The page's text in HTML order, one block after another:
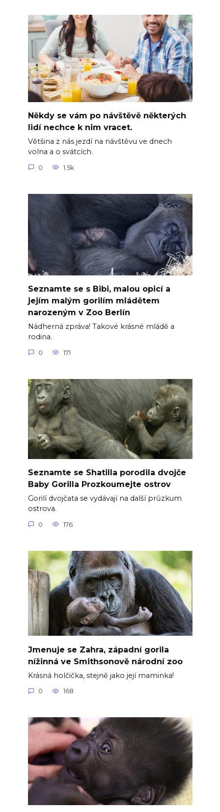
Někdy se vám po návštěvě některých
lidí nechce k nim vracet.
Většina z nás jezdí na návštěvu ve dnech
volna a o svátcích.
0 1.5k.
Seznamte se s Bibi, malou opicí a
jejím malým gorilím mládětem
narozeným v Zoo Berlín
Nádherná zpráva! Takové krásné mládě a
rodina.
0 171
Seznamte se Shatilla porodila dvojče
Baby Gorilla Prozkoumejte ostrov
Gorilí dvojčata se vydávají na další průzkum
ostrova.
0 176
Jmenuje se Zahra, západní gorila
nížinná ve Smithsonově národní zoo
Krásná holčička, stejně jako její maminka!
0 168